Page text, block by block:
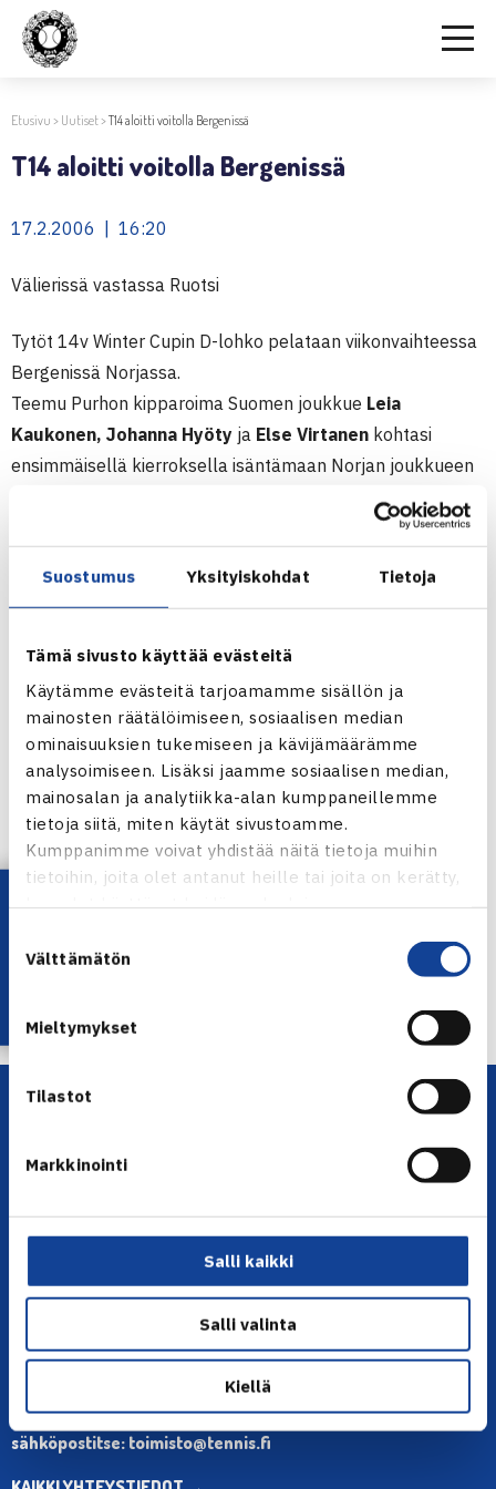
Suostumus Yksityiskohdat Tietoja
Tämä sivusto käyttää evästeitä
Käytämme evästeitä tarjoamamme sisällön ja
mainosten räätälöimiseen, sosiaalisen median
ominaisuuksien tukemiseen ja kävijämäärämme
analysoimiseen. Lisäksi jaamme sosiaalisen median,
mainosalan ja analytiikka-alan kumppaneillemme
tietoja siitä, miten käytät sivustoamme.
Kumppanimme voivat yhdistää näitä tietoja muihin
tietoihin, joita olet antanut heille tai joita on kerätty,
kun olet käyttänyt heidän palvelujaan.
valinta
Välttämätön
Mieltymykset
Tilastot
Markkinointi
Salli kaikki
Salli valinta
Kiellä
Etusivu > Uutiset>T14 aloitti voitolla Bergenissä
T14 aloitti voitolla Bergenissä
17.2.2006 | 16:20
Välierissä vastassa Ruotsi
Tytöt 14v Winter Cupin D-lohko pelataan viikonvaihteessa
Bergenissä Norjassa.
Teemu Purhon kipparoima Suomen joukkue Leia
Kaukonen, Johanna Hyöty ja Else Virtanen kohtasi
ensimmäisellä kierroksella isäntämaan Norjan joukkueen
Leia Kaukonen voitti Julie Warnoe Nielsenin 6-2, 6-1,
Hyötyn 6-4, 6-2. Nelinpelissä Leia ja Johanna voittivat
Lohkon välierissä Suomi kohtaa lauantaina Ruotsin, joka
voitti ensimmäisellä kierroksella kakkoseksi sijoitetun
Tanskan.
D-lohkossa ykköseksi sijoitettu Venäjä on suoraan
välierissä, jossa kohtaa voittajan ottelusta Ranska (3.) –
Luxemburg.
Jaa:
Seuraava uutinen: Suomen T 14… →
Lataa OmaTennis!
Toimiston puhelinajat:
Muina aikoina olkaa yhteydessä
sähköpostitse: toimisto@tennis.fi